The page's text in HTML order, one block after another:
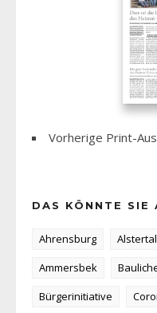
Vorherige Print-
DAS KÖNNTE SIE
Ahrensburg Alstertal
Ammersbek
Bürgerinitiative